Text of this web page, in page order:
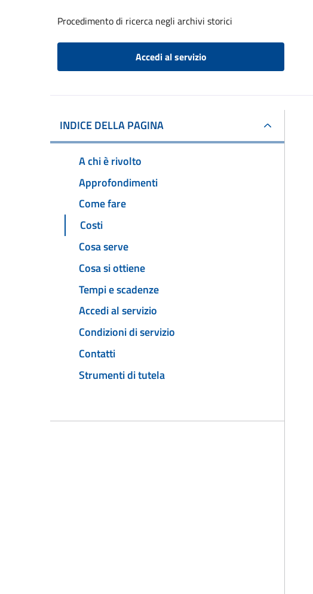
Procedimento di ricerca negli archivi storici
Accedi al servizio
INDICE DELLA PAGINA
A chi è rivolto
Approfondimenti
Come fare
Costi
Cosa serve
Cosa si ottiene
Tempi e scadenze
Accedi al servizio
Condizioni di servizio
Contatti
Strumenti di tutela